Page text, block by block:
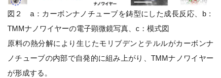
図２ a：カーボンナノチューブを鋳型にした成長反応、b：
TMMナノワイヤーの電子顕微鏡写真、c：模式図
原料の熱分解により生じたモリブデンとテルルがカーボンナ
ノチューブの内部で自発的に組み上がり、TMMナノワイヤー
が形成する。